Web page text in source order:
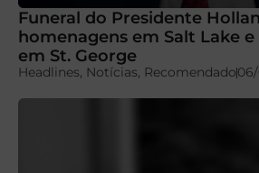
Funeral do Presidente
homenagens em Salt Lake
em St. George
Headlines, Notícias, Recomendado